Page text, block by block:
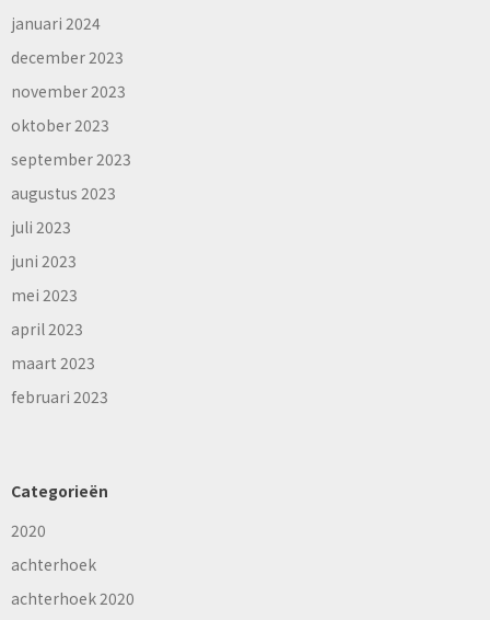
januari 2024
december 2023
november 2023
oktober 2023
september 2023
augustus 2023
juli 2023
juni 2023
mei 2023
april 2023
maart 2023
februari 2023
Categorieën
2020
achterhoek
achterhoek 2020